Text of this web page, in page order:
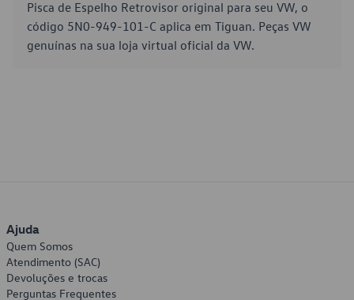
Pisca de Espelho Retrovisor original para seu VW, o
código 5N0-949-101-C aplica em Tiguan. Peças VW
genuínas na sua loja virtual oficial da VW.
Ajuda
Quem Somos
Atendimento (SAC)
Devoluções e trocas
Perguntas Frequentes